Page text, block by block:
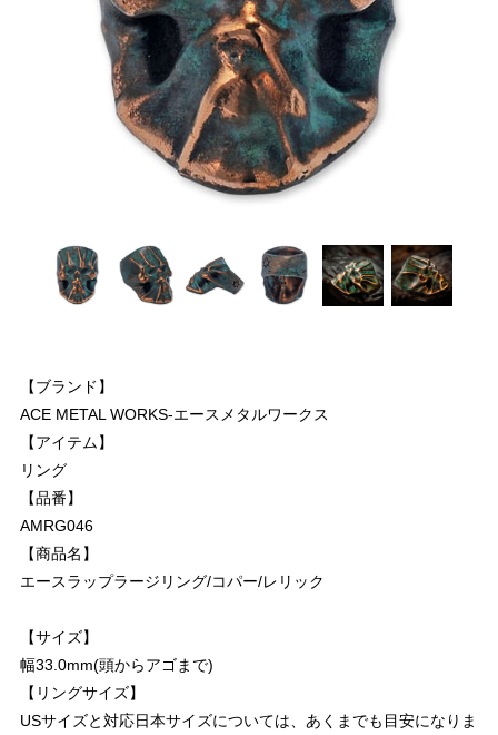
【ブランド】
ACE METAL WORKS-エースメタルワークス
【アイテム】
リング
【品番】
AMRG046
【商品名】
エースラップラージリング/コパー/レリック
【サイズ】
幅33.0mm(頭からアゴまで)
【リングサイズ】
USサイズと対応日本サイズについては、あくまでも目安になりま